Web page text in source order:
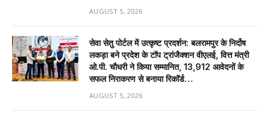
AUGUST 5, 2026
सेवा सेतु पोर्टल में उत्कृष्ट प्रदर्शन: बलरामपुर के निर्दोष
लकड़ा बने प्रदेश के टॉप ट्रांजैक्शन वीएलई, वित्त मंत्री
ओ.पी. चौधरी ने किया सम्मानित, 13,912 आवेदनों के
सफल निराकरण से बनाया रिकॉर्ड…
AUGUST 5, 2026